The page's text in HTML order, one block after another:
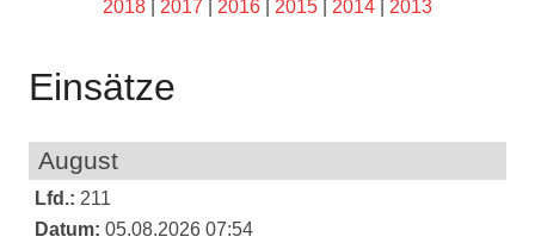
2018
2017 2016 2015 2014 2013
Einsätze
August
Lfd.: 211
Datum: 05.08.2026 07:54